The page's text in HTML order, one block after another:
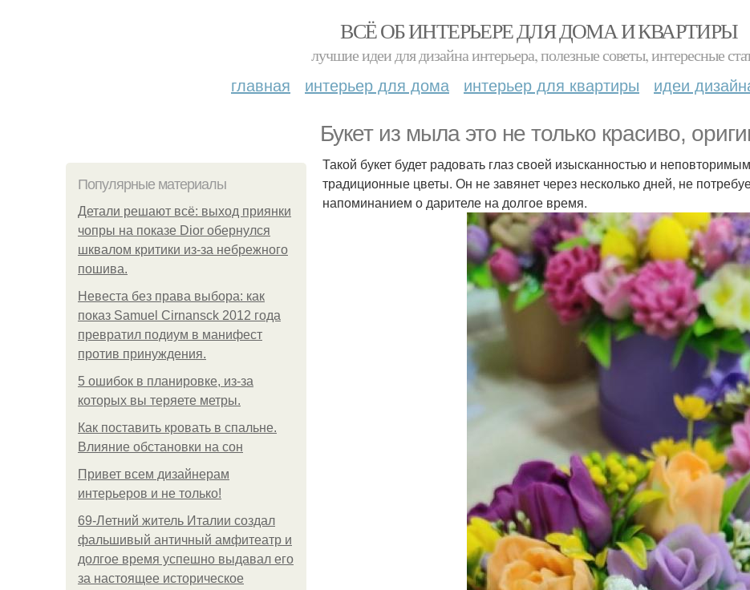
ВСЁ ОБ ИНТЕРЬЕРЕ ДЛЯ ДОМА И КВАРТИРЫ
лучшие идеи для дизайна интерьера, полезные советы, интересные
главная интерьер для дома интерьер для квартиры идеи
Букет из мыла это не только красиво,
Популярные материалы
Детали решают всё: выход приянки
чопры на показе Dior обернулся
шквалом критики из-за небрежного
пошива.
Невеста без права выбора: как
показ Samuel Cirnansck 2012 года
превратил подиум в манифест
против принуждения.
5 ошибок в планировке, из-за
которых вы теряете метры.
Как поставить кровать в спальне.
Влияние обстановки на сон
Привет всем дизайнерам
интерьеров и не только!
69-Летний житель Италии создал
фальшивый античный амфитеатр и
долгое время успешно выдавал его
за настоящее историческое
Такой букет будет радовать глаз своей изысканностью и
традиционные цветы. Он не завянет через несколько дней, не
напоминанием о дарителе на долгое время.